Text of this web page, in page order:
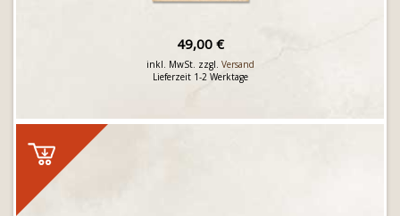
49,00 €
inkl. MwSt. zzgl. Versand
Lieferzeit 1-2 Werktage